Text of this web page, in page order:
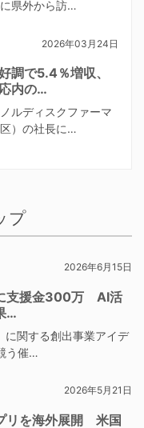
県外から訪…
2026年03月24日
調で5.4％増収、
内の…
ルディスクファーマ
区）の社長に…
プ
2026年6月15日
支援金300万 AI活
…
関する創出事業アイデ
う催…
2026年5月21日
リを海外展開 米国